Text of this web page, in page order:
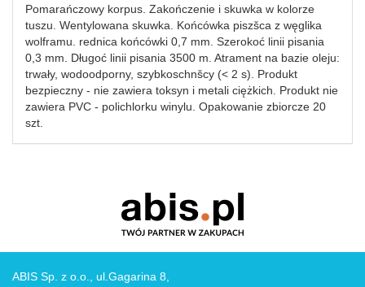
Pomarańczowy korpus. Zakończenie i skuwka w kolorze
tuszu. Wentylowana skuwka. Końcówka piszšca z węglika
wolframu. rednica końcówki 0,7 mm. Szerokoć linii pisania
0,3 mm. Długoć linii pisania 3500 m. Atrament na bazie oleju:
trwały, wodoodporny, szybkoschnšcy (< 2 s). Produkt
bezpieczny - nie zawiera toksyn i metali ciężkich. Produkt nie
zawiera PVC - polichlorku winylu. Opakowanie zbiorcze 20
szt.
ABIS Sp. z o.o., ul.Gagarina 8,